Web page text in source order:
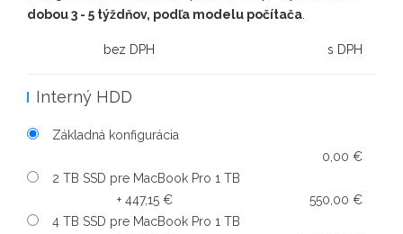
dobou 3 - 5 týždňov, podľa modelu počítača
bez DPH s DPH
Interný HDD
Základná konfigurácia
0,00 €
2 TB SSD pre MacBook Pro 1 TB
+ 447,15 €
550,00 €
4 TB SSD pre MacBook Pro 1 TB